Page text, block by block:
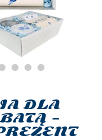
DLA
–